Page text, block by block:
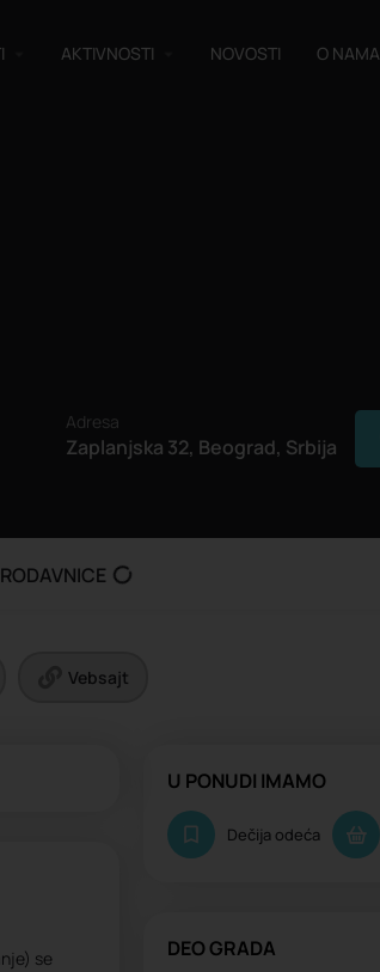
AKTIVNOSTI NOVOSTI O NAMA
Adresa
Zaplanjska 32, Beograd, Srbija
Vebsajt
se
U PONUDI IMAMO
Dečija odeća
DEO GRADA